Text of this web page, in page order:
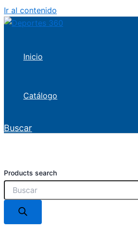
Ir al contenido
Inicio
Catálogo
Buscar
Products search